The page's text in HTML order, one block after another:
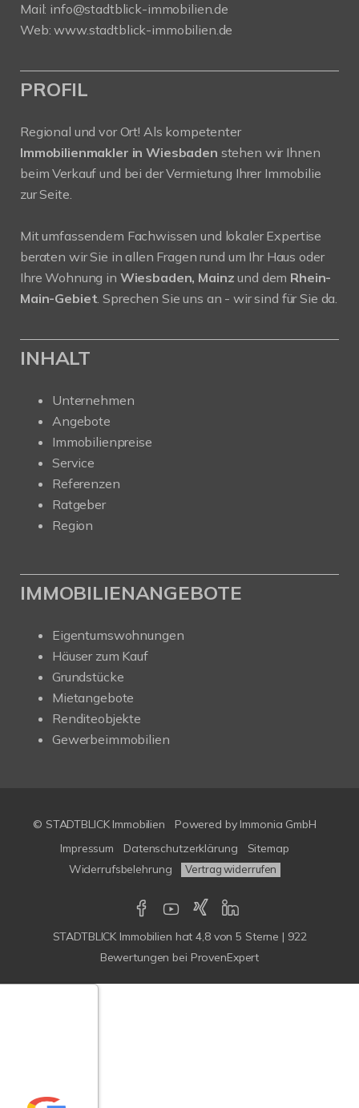
Mail: info@stadtblick-immobilien.de
Web:www.stadtblick-immobilien.de
PROFIL
Regional und vor Ort! Als kompetenter
Immobilienmakler in Wiesbaden stehen wir Ihnen
beim Verkauf und bei der Vermietung Ihrer Immobilie
zur Seite.
Mit umfassendem Fachwissen und lokaler Expertise
beraten wir Sie in allen Fragen rund um Ihr Haus oder
Ihre Wohnung in Wiesbaden, Mainzund dem Rhein-
Main-Gebiet. Sprechen Sie uns an - wir sind für Sie da.
INHALT
Unternehmen
Angebote
Immobilienpreise
Service
Referenzen
Ratgeber
Region
IMMOBILIENANGEBOTE
Eigentumswohnungen
Häuser zum Kauf
Grundstücke
Mietangebote
Renditeobjekte
Gewerbeimmobilien
© STADTBLICK Immobilien Powered by Immonia GmbH
Impressum
Datenschutzerklärung
Sitemap
Widerrufsbelehrung
Vertrag widerrufen
STADTBLICK Immobilien hat4,8von5 Sterne | 922
Bewertungen bei ProvenExpert